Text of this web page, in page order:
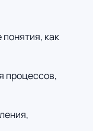
как
процессов,